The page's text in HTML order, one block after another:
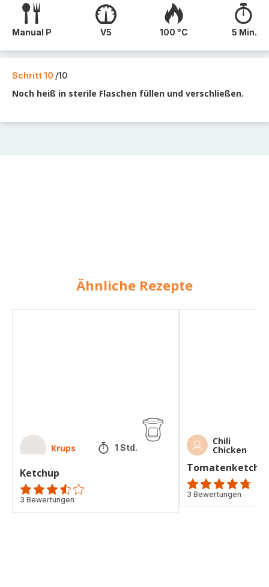
Manual P V5 100 °C 5 Min.
Schritt 10 /10
Noch heiß in sterile Flaschen füllen und verschließen.
Ähnliche Rezepte
Krups 1 Std.
Ketchup
ratings.3.5
3 Bewertungen
Chili
Chicken
ratings.4.7
3 Bewertungen